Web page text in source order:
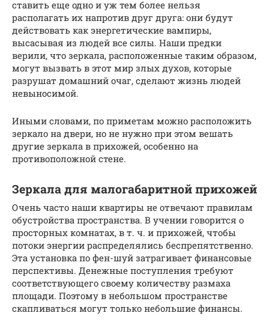
ставить еще одно и уж тем более нельзя
располагать их напротив друг друга: они будут
действовать как энергетические вампиры,
высасывая из людей все силы. Наши предки
верили, что зеркала, расположенные таким образом,
могут вызвать в этот мир злых духов, которые
разрушат домашний очаг, сделают жизнь людей
невыносимой.
Иными словами, по приметам можно расположить
зеркало на двери, но не нужно при этом вешать
другие зеркала в прихожей, особенно на
противоположной стене.
Зеркала для малогабаритной прихожей
Очень часто наши квартиры не отвечают правилам
обустройства пространства. В учении говорится о
просторных комнатах, в т. ч. и прихожей, чтобы
потоки энергии распределялись беспрепятственно.
Эта установка по фен-шуй затрагивает финансовые
перспективы. Денежные поступления требуют
соответствующего своему количеству размаха
площади. Поэтому в небольшом пространстве
скапливаться могут только небольшие финансы.